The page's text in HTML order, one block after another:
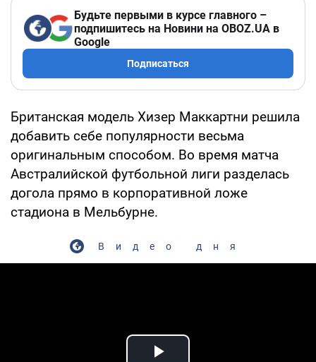
Будьте первыми в курсе главного –
подпишитесь на Новини на OBOZ.UA в
Google
Подписаться
Британская модель Хизер Маккартни решила
добавить себе популярности весьма
оригинальным способом. Во время матча
Австралийской футбольной лиги разделась
догола прямо в корпоративной ложе
стадиона в Мельбурне.
Видео дня